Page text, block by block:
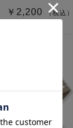
￥2,200 （税込）